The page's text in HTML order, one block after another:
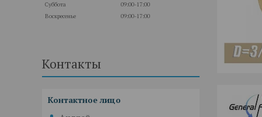
Суббота
09:00-17:00
Воскресенье
09:00-17:00
Контакты